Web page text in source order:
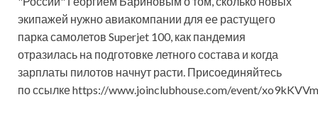
экипажей нужно авиакомпании для ее растущего
парка самолетов Superjet 100, как пандемия
отразилась на подготовке летного состава и когда
зарплаты пилотов начнут расти. Присоединяйтесь
по ссылке https://www.joinclubhouse.com/event/xo9kKVVm